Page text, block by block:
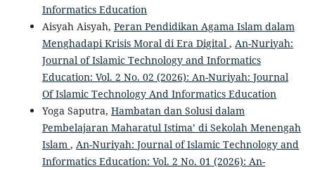
Informatics Education
Aisyah Aisyah, Peran Pendidikan Agama Islam dalam
Menghadapi Krisis Moral di Era Digital , An-Nuriyah:
Journal of Islamic Technology and Informatics
Education: Vol. 2 No. 02 (2026): An-Nuriyah: Journal
Of Islamic Technology And Informatics Education
Yoga Saputra, Hambatan dan Solusi dalam
Pembelajaran Maharatul Istima’ di Sekolah Menengah
Islam , An-Nuriyah: Journal of Islamic Technology and
Informatics Education: Vol. 2 No. 01 (2026): An-